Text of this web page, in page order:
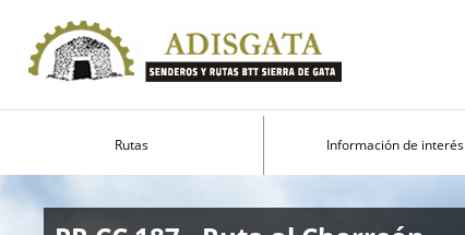
Rutas Información de interés